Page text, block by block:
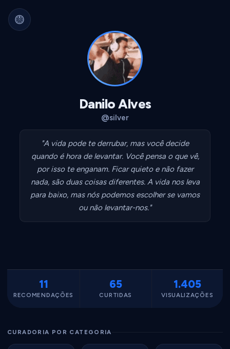
Arquivo Cultural Permanente
Filmes, álbuns, livros e
séries guardados para sempre.
Sua curadoria pode
migrar para qualquer plataforma.
Exportável, interoperável,
Danilo Alves
@silver
"A vida pode te derrubar, mas você decide
quando é hora de levantar. Você pensa o que vê,
por isso te enganam. Ficar quieto e não fazer
nada, são duas coisas diferentes. A vida nos leva
para baixo, mas nós podemos escolher se vamos
ou não levantar-nos."
11
RECOMENDAÇÕES
65
CURTIDAS
1.405
VISUALIZAÇÕES
CURADORIA POR CATEGORIA